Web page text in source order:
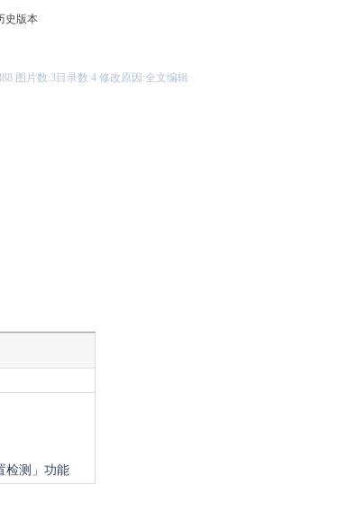
史版本
图片数:3 目录数:4 修改原因:全文编辑
检测」功能